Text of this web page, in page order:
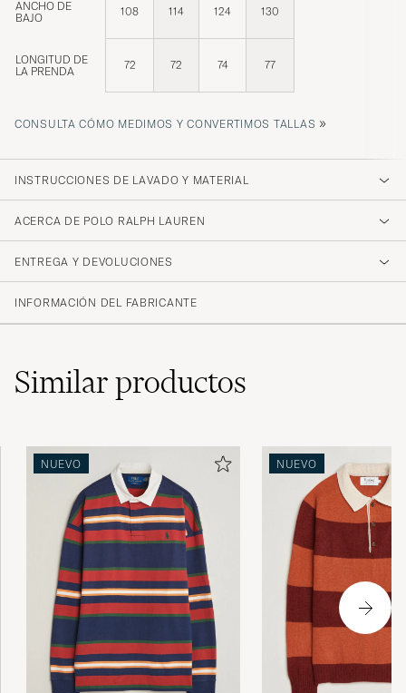
ANCHO DE
BAJO
108 114 124 130
LONGITUD DE
LA PRENDA
72 72 74 77
CONSULTA CÓMO MEDIMOS Y CONVERTIMOS TALLAS »
INSTRUCCIONES DE LAVADO Y MATERIAL
ACERCA DE POLO RALPH LAUREN
ENTREGA Y DEVOLUCIONES
INFORMACIÓN DEL FABRICANTE
Similarproductos
NUEVO NUEVO